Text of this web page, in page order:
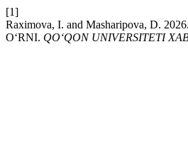
[1]
Raximova, I. and Masharipova, D.
O‘RNI. QO‘QON UNIVERSITETI